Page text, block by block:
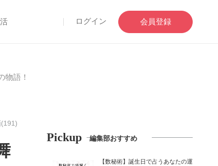
ログイン 会員登録
物語！
Pickup 編集部おすすめ
【数秘術】誕生日で占うあなたの運